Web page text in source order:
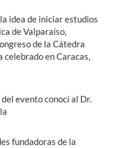
idea de iniciar estudios
de Valparaíso,
de la Cátedra
celebrado en Caracas,
evento conocí al Dr.
fundadoras de la